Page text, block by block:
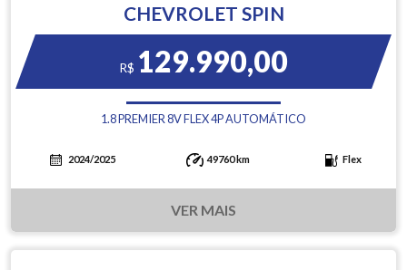
CHEVROLET SPIN
R$ 129.990,00
1.8 PREMIER 8V FLEX 4P AUTOMÁTICO
2024/2025 49760 km Flex
VER MAIS